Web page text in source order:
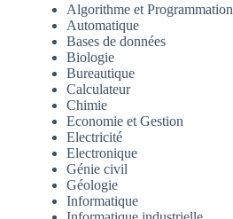
Algorithme et Programmation
Automatique
Bases de données
Biologie
Bureautique
Calculateur
Chimie
Economie et Gestion
Electricité
Electronique
Génie civil
Géologie
Informatique